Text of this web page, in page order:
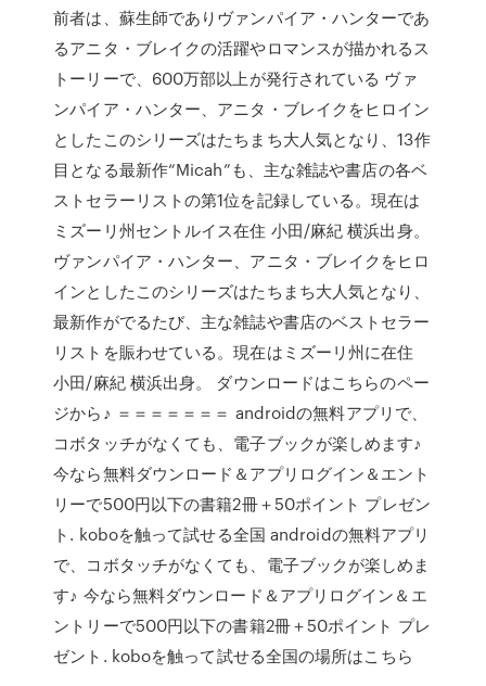
前者は、蘇生師でありヴァンパイア・ハンターであ
るアニタ・ブレイクの活躍やロマンスが描かれるス
トーリーで、600万部以上が発行されている ヴァ
ンパイア・ハンター、アニタ・ブレイクをヒロイン
としたこのシリーズはたちまち大人気となり、13作
目となる最新作“Micah”も、主な雑誌や書店の各ベ
ストセラーリストの第1位を記録している。現在は
ミズーリ州セントルイス在住 小田/麻紀 横浜出身。
ヴァンパイア・ハンター、アニタ・ブレイクをヒロ
インとしたこのシリーズはたちまち大人気となり、
最新作がでるたび、主な雑誌や書店のベストセラー
リストを賑わせている。現在はミズーリ州に在住
小田/麻紀 横浜出身。 ダウンロードはこちらのペー
ジから♪ ＝＝＝＝＝＝＝ androidの無料アプリで、
コボタッチがなくても、電子ブックが楽しめます♪
今なら無料ダウンロード＆アプリログイン＆エント
リーで500円以下の書籍2冊＋50ポイント プレゼン
ト. koboを触って試せる全国 androidの無料アプリ
で、コボタッチがなくても、電子ブックが楽しめま
す♪ 今なら無料ダウンロード＆アプリログイン＆エ
ントリーで500円以下の書籍2冊＋50ポイント プレ
ゼント. koboを触って試せる全国の場所はこちら